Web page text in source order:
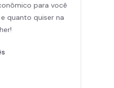
e aeróbicos
para você
quanto quiser na